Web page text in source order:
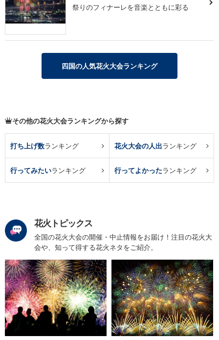
祭りのフィナーレを音楽とともに彩る
四国の人気花火大会ランキング
その他の花火大会ランキングから探す
打ち上げ数ランキング 花火大会の人出ランキング
行ってみたいランキング 行ってよかったランキング
花火トピックス
全国の花火大会の開催・中止情報をお届け！注目の花火大
会や、知って得する花火ネタをご紹介。